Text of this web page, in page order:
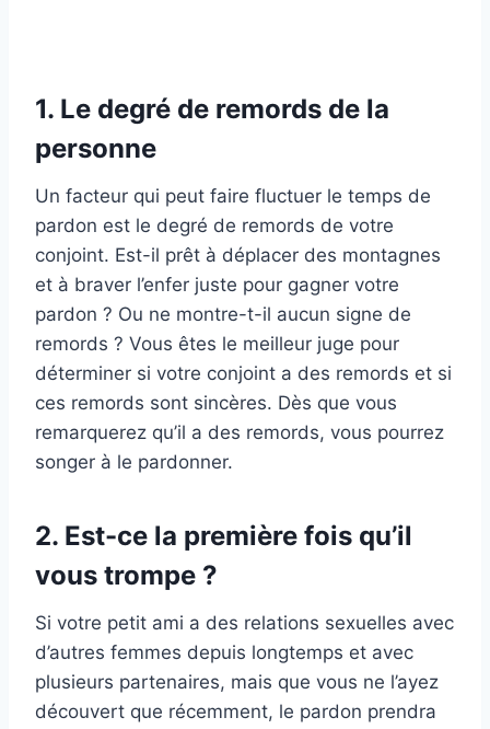
1. Le degré de remords de la
personne
Un facteur qui peut faire fluctuer le temps de
pardon est le degré de remords de votre
conjoint. Est-il prêt à déplacer des montagnes
et à braver l’enfer juste pour gagner votre
pardon ? Ou ne montre-t-il aucun signe de
remords ? Vous êtes le meilleur juge pour
déterminer si votre conjoint a des remords et si
ces remords sont sincères. Dès que vous
remarquerez qu’il a des remords, vous pourrez
songer à le pardonner.
2. Est-ce la première fois qu’il
vous trompe ?
Si votre petit ami a des relations sexuelles avec
d’autres femmes depuis longtemps et avec
plusieurs partenaires, mais que vous ne l’ayez
découvert que récemment, le pardon prendra